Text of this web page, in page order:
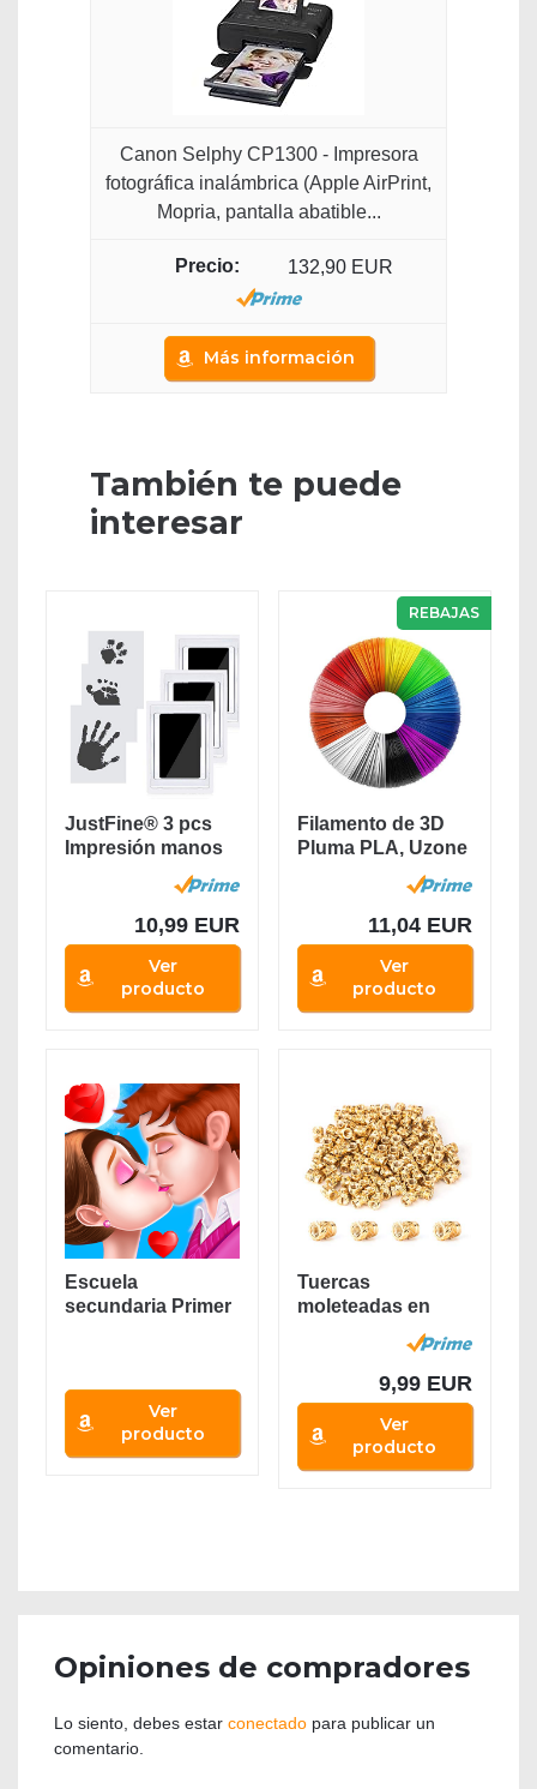
Canon Selphy CP1300 - Impresora
fotográfica inalámbrica (Apple AirPrint,
Mopria, pantalla abatible...
132,90 EUR
Más información
También te puede
interesar
JustFine® 3 pcs
Impresión manos
huellas bebé,...
10,99 EUR
Ver
producto
REBAJAS
Filamento de 3D
Pluma PLA, Uzone
12 Colores 1.75...
11,04 EUR
Ver
producto
Escuela
secundaria Primer
Ver
producto
Tuercas
moleteadas en
espiral M4 VIBIRIT
9,99 EUR
Ver
producto
Opiniones de compradores
Lo siento, debes estar conectado para publicar un
comentario.